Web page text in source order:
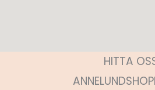
HITTA